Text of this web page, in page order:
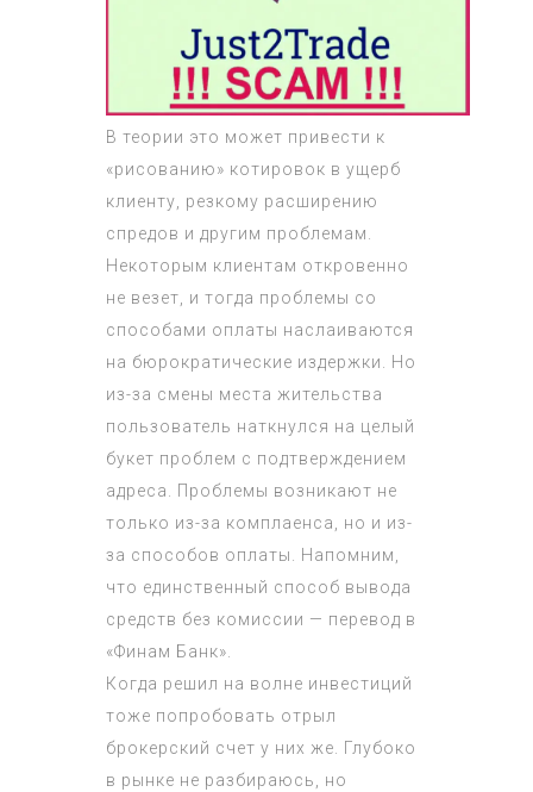
В теории это может привести к
«рисованию» котировок в ущерб
клиенту, резкому расширению
спредов и другим проблемам.
Некоторым клиентам откровенно
не везет, и тогда проблемы со
способами оплаты наслаиваются
на бюрократические издержки. Но
из-за смены места жительства
пользователь наткнулся на целый
букет проблем с подтверждением
адреса. Проблемы возникают не
только из-за комплаенса, но и из-
за способов оплаты. Напомним,
что единственный способ вывода
средств без комиссии — перевод в
«Финам Банк».
Когда решил на волне инвестиций
тоже попробовать отрыл
брокерский счет у них же. Глубоко
в рынке не разбираюсь, но